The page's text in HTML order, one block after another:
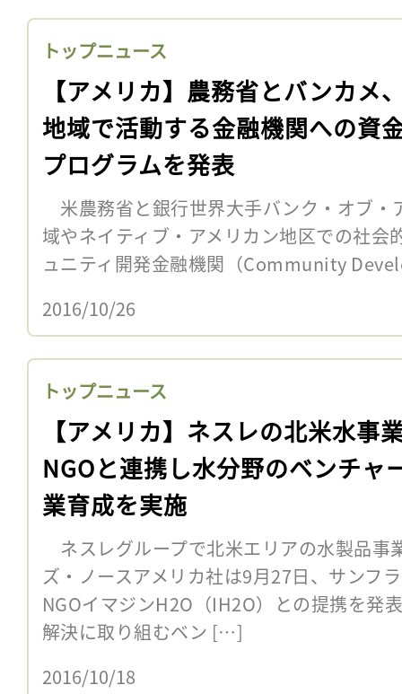
トップニュース
【アメリカ】農務省とバンカメ
地域で活動する金融機関への資
プログラムを発表
米農務省と銀行世界大手バンク・オブ・
域やネイティブ・アメリカン地区での社会
ュニティ開発金融機関（Community
2016/10/26
トップニュース
【アメリカ】ネスレの北米水事
NGOと連携し水分野のベンチャ
業育成を実施
ネスレグループで北米エリアの水製品事
ズ・ノースアメリカ社は9月27日、サンフ
NGOイマジンH2O（IH2O）との提携を発
解決に取り組むベン […]
2016/10/18